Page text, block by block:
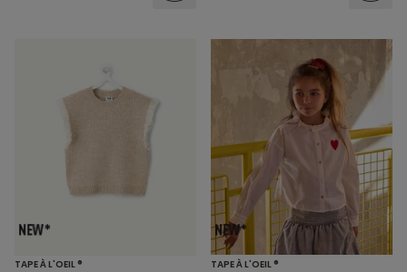
TAPE À L'OEIL ® TAPE À L'OEIL ®